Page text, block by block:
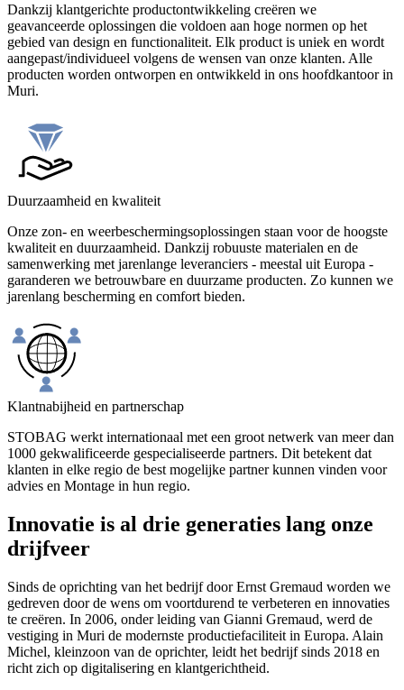
Dankzij klantgerichte productontwikkeling creëren we
geavanceerde oplossingen die voldoen aan hoge normen op het
gebied van design en functionaliteit. Elk product is uniek en wordt
aangepast/individueel volgens de wensen van onze klanten. Alle
producten worden ontworpen en ontwikkeld in ons hoofdkantoor in
Muri.
Duurzaamheid en kwaliteit
Onze zon- en weerbeschermingsoplossingen staan voor de hoogste
kwaliteit en duurzaamheid. Dankzij robuuste materialen en de
samenwerking met jarenlange leveranciers - meestal uit Europa -
garanderen we betrouwbare en duurzame producten. Zo kunnen we
jarenlang bescherming en comfort bieden.
Klantnabijheid en partnerschap
STOBAG werkt internationaal met een groot netwerk van meer dan
1000 gekwalificeerde gespecialiseerde partners. Dit betekent dat
klanten in elke regio de best mogelijke partner kunnen vinden voor
advies en Montage in hun regio.
Innovatie is al drie generaties lang onze
drijfveer
Sinds de oprichting van het bedrijf door Ernst Gremaud worden we
gedreven door de wens om voortdurend te verbeteren en innovaties
te creëren. In 2006, onder leiding van Gianni Gremaud, werd de
vestiging in Muri de modernste productiefaciliteit in Europa. Alain
Michel, kleinzoon van de oprichter, leidt het bedrijf sinds 2018 en
richt zich op digitalisering en klantgerichtheid.